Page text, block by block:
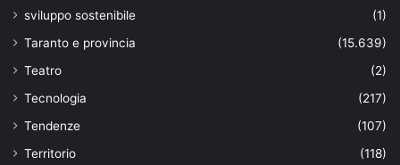
sviluppo sostenibile
(1)
Taranto e provincia
(15.639)
Teatro
(2)
Tecnologia
(217)
Tendenze
(107)
Territorio
(118)